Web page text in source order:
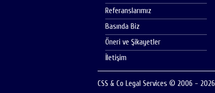
Referanslarımız
Basında Biz
Öneri ve Şikayetler
İletişim
CSS & Co Legal Services © 2006 - 2026